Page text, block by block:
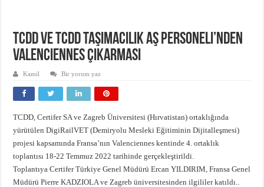
High Speed Mapdar Projesi Son Virajı Dönüyor
TCDD ve TCDD Taşımacılık AŞ Personeli’nden
Valenciennes Çıkarması
Kamil Bir yorum yaz
TCDD, Certifer SA ve Zagreb Üniversitesi (Hırvatistan) ortaklığında
yürütülen DigiRailVET (Demiryolu Mesleki Eğitiminin Dijitalleşmesi)
projesi kapsamında Fransa’nın Valenciennes kentinde 4. ortaklık
toplantısı 18-22 Temmuz 2022 tarihinde gerçekleştirildi.
Toplantıya Certifer Türkiye Genel Müdürü Ercan YILDIRIM, Fransa Genel
Müdürü Pierre KADZIOLA ve Zagreb üniversitesinden ilgililer katıldı..